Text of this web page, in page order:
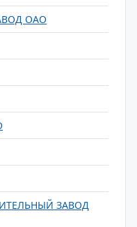
ОАО
ЗАВОД